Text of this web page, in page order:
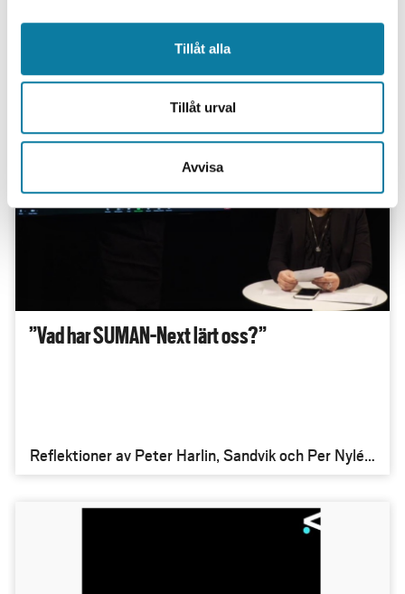
Tillåt alla
Tillåt urval
Avvisa
”Vad har SUMAN-Next lärt oss?”
Reflektioner av Peter Harlin, Sandvik och Per Nylén,
Högskolan Väst